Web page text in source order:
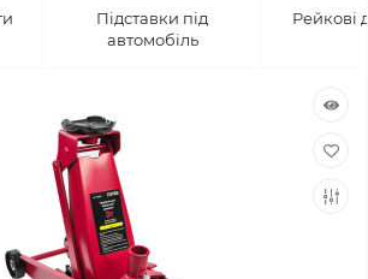
Підставки під
автомобіль
Рейкові